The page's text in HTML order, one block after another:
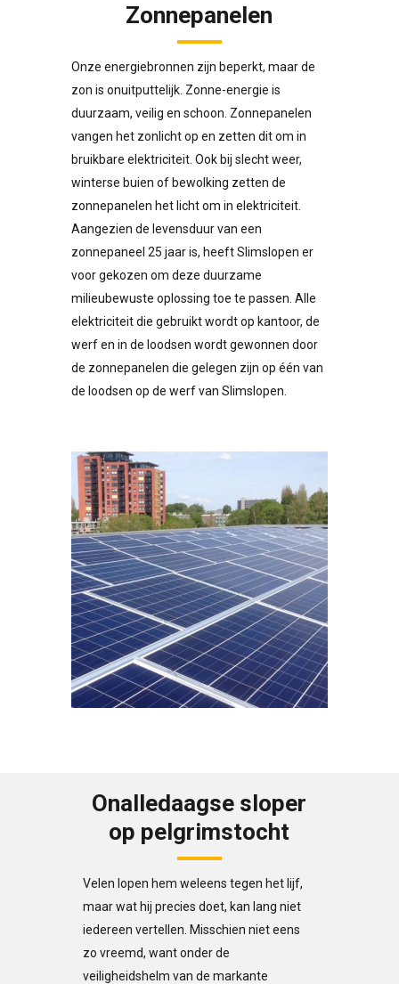
Zonnepanelen
Onze energiebronnen zijn beperkt, maar de
zon is onuitputtelijk. Zonne-energie is
duurzaam, veilig en schoon. Zonnepanelen
vangen het zonlicht op en zetten dit om in
bruikbare elektriciteit. Ook bij slecht weer,
winterse buien of bewolking zetten de
zonnepanelen het licht om in elektriciteit.
Aangezien de levensduur van een
zonnepaneel 25 jaar is, heeft Slimslopen er
voor gekozen om deze duurzame
milieubewuste oplossing toe te passen. Alle
elektriciteit die gebruikt wordt op kantoor, de
werf en in de loodsen wordt gewonnen door
de zonnepanelen die gelegen zijn op één van
de loodsen op de werf van Slimslopen.
Onalledaagse sloper
op pelgrimstocht
Velen lopen hem weleens tegen het lijf,
maar wat hij precies doet, kan lang niet
iedereen vertellen. Misschien niet eens
zo vreemd, want onder de
veiligheidshelm van de markante